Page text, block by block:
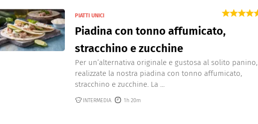
PIATTI UNICI
Piadina con tonno affumicato,
stracchino e zucchine
Per un’alternativa originale e gustosa al solito panino,
realizzate la nostra piadina con tonno affumicato,
stracchino e zucchine. La ...
INTERMEDIA 1h 20m